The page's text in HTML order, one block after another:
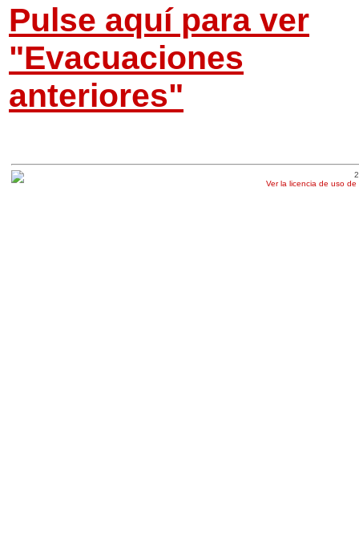
Pulse aquí para ver
"Evacuaciones
anteriores"
Ver la licencia de uso